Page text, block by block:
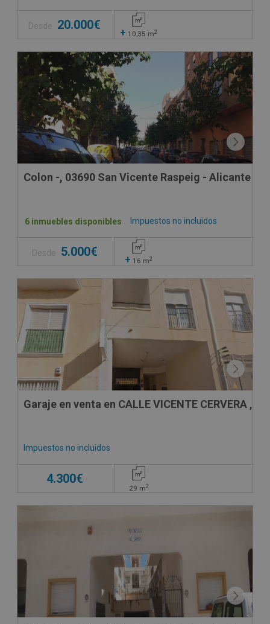
Desde 20.000€
+ 10,35 m2
Colon -, 03690 San Vicente Raspeig - Alicante
Impuestos no incluidos
6 inmuebles disponibles
Desde 5.000€
+ 16 m2
CESIÓN DE REMATE
Garaje en venta en CALLE VICENTE CERVERA , 57
Impuestos no incluidos
4.300€
29 m2